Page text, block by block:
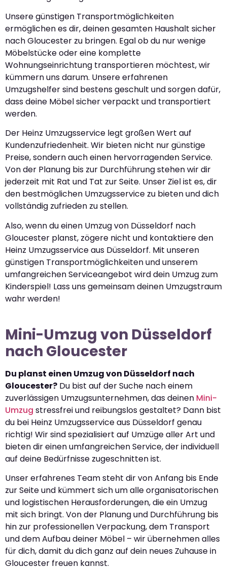
Unsere günstigen Transportmöglichkeiten
ermöglichen es dir, deinen gesamten Haushalt sicher
nach Gloucester zu bringen. Egal ob du nur wenige
Möbelstücke oder eine komplette
Wohnungseinrichtung transportieren möchtest, wir
kümmern uns darum. Unsere erfahrenen
Umzugshelfer sind bestens geschult und sorgen dafür,
dass deine Möbel sicher verpackt und transportiert
werden.
Der Heinz Umzugsservice legt großen Wert auf
Kundenzufriedenheit. Wir bieten nicht nur günstige
Preise, sondern auch einen hervorragenden Service.
Von der Planung bis zur Durchführung stehen wir dir
jederzeit mit Rat und Tat zur Seite. Unser Ziel ist es, dir
den bestmöglichen Umzugsservice zu bieten und dich
vollständig zufrieden zu stellen.
Also, wenn du einen Umzug von Düsseldorf nach
Gloucester planst, zögere nicht und kontaktiere den
Heinz Umzugsservice aus Düsseldorf. Mit unseren
günstigen Transportmöglichkeiten und unserem
umfangreichen Serviceangebot wird dein Umzug zum
Kinderspiel! Lass uns gemeinsam deinen Umzugstraum
wahr werden!
Mini-Umzug von Düsseldorf
nach Gloucester
Du planst einen Umzug von Düsseldorf nach
Gloucester? Du bist auf der Suche nach einem
zuverlässigen Umzugsunternehmen, das deinen Mini-
Umzug stressfrei und reibungslos gestaltet? Dann bist
du bei Heinz Umzugsservice aus Düsseldorf genau
richtig! Wir sind spezialisiert auf Umzüge aller Art und
bieten dir einen umfangreichen Service, der individuell
auf deine Bedürfnisse zugeschnitten ist.
Unser erfahrenes Team steht dir von Anfang bis Ende
zur Seite und kümmert sich um alle organisatorischen
und logistischen Herausforderungen, die ein Umzug
mit sich bringt. Von der Planung und Durchführung bis
hin zur professionellen Verpackung, dem Transport
und dem Aufbau deiner Möbel – wir übernehmen alles
für dich, damit du dich ganz auf dein neues Zuhause in
Gloucester freuen kannst.